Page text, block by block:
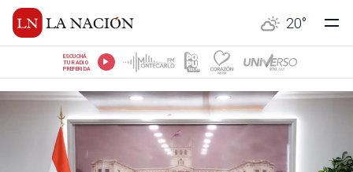
20°
ESCUCHÁ
TU RADIO
PREFERIDA